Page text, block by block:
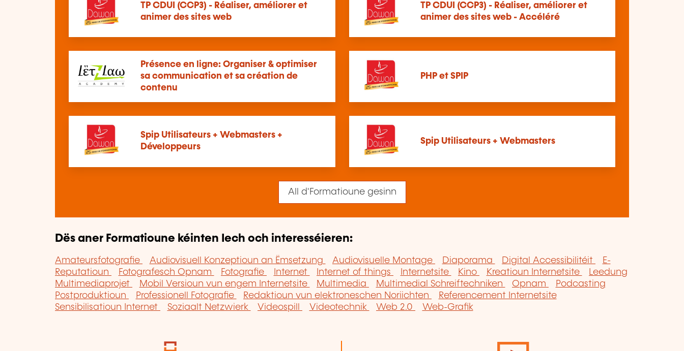
TP CDUI (CCP3) - Réaliser, améliorer et
animer des sites web
TP CDUI (CCP3) - Réaliser, améliorer et
animer des sites web - Accéléré
Présence en ligne: Organiser & optimiser
sa communication et sa création de
contenu
PHP et SPIP
Spip Utilisateurs + Webmasters +
Développeurs
Spip Utilisateurs + Webmasters
All d'Formatioune gesinn
Dës aner Formatioune kéinten Iech och interesséieren:
Amateursfotografie Audiovisuell Konzeptioun an Ëmsetzung Audiovisuelle Montage Diaporama Digital Accessibilitéit
E-
Reputatioun
Fotografesch Opnam Fotografie Internet Internet of things Internetsite Kino Kreatioun Internetsite
Leedung
Multimediaprojet
Mobil Versioun vun engem Internetsite Multimedia Multimedial Schreiftechniken Opnam
Podcasting
Postproduktioun
Professionell Fotografie Redaktioun vun elektroneschen Noriichten
Referencement Internetsite
Sensibilisatioun Internet
Soziaalt Netzwierk Videospill Videotechnik Web 2.0 Web-Grafik